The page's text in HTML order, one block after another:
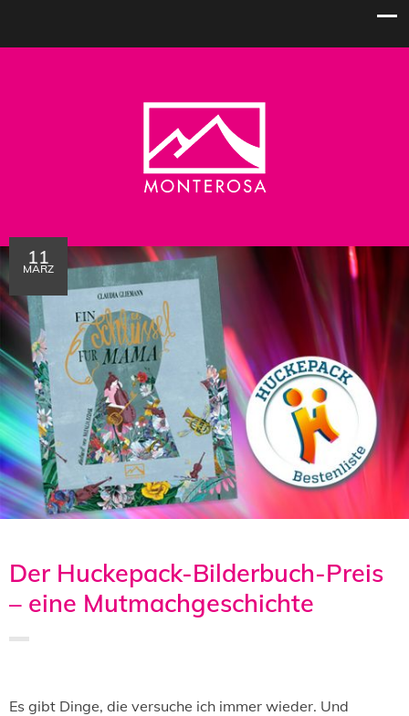
11
MÄRZ
Der Huckepack-Bilderbuch-Preis
– eine Mutmachgeschichte
Es gibt Dinge, die versuche ich immer wieder. Und